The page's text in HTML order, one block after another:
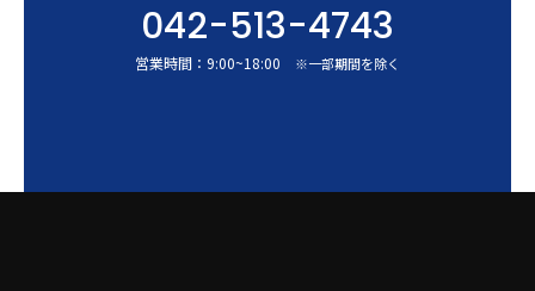
042-513-4743
営業時間： 9:00~18:00 ※一部期間を除く